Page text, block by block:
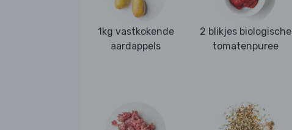
1kg vastkokende
aardappels
2 blikjes biologische
tomatenpuree